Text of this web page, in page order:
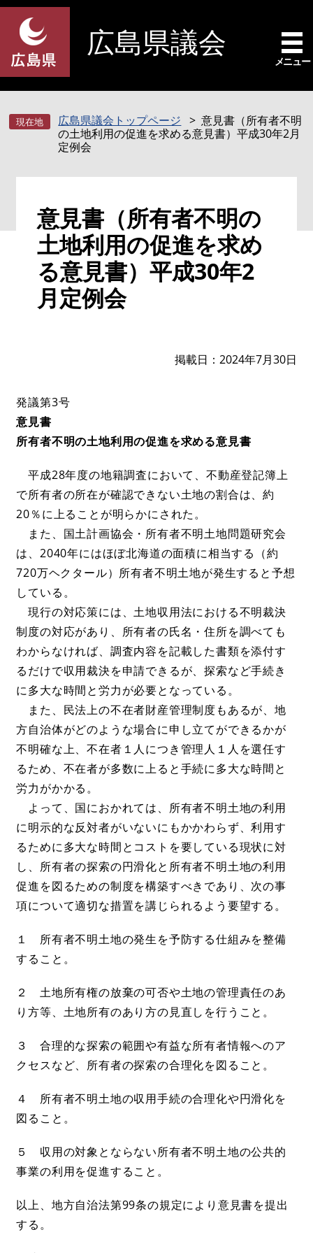
ペ
先
頭
す
メ
を
飛
し
広島県議会
メニュー
広島県議会トップページ
意見書（所有者不明
の土地利用の促進を求める意見書）平成30年2月
定例会
意見書（所有者不明の
土地利用の促進を求め
る意見書）平成30年2
月定例会
掲載日 2024年7月30日
発議第3号
意見書
所有者不明の土地利用の促進を求める意見書
平成28年度の地籍調査において、不動産登記簿上
で所有者の所在が確認できない土地の割合は、約
20％に上ることが明らかにされた。
また、国土計画協会・所有者不明土地問題研究会
は、2040年にはほぼ北海道の面積に相当する（約
720万ヘクタール）所有者不明土地が発生すると予想
している。
現行の対応策には、土地収用法における不明裁決
制度の対応があり、所有者の氏名・住所を調べても
わからなければ、調査内容を記載した書類を添付す
るだけで収用裁決を申請できるが、探索など手続き
に多大な時間と労力が必要となっている。
また、民法上の不在者財産管理制度もあるが、地
方自治体がどのような場合に申し立てができるかが
不明確な上、不在者１人につき管理人１人を選任す
るため、不在者が多数に上ると手続に多大な時間と
労力がかかる。
よって、国におかれては、所有者不明土地の利用
に明示的な反対者がいないにもかかわらず、利用す
るために多大な時間とコストを要している現状に対
し、所有者の探索の円滑化と所有者不明土地の利用
促進を図るための制度を構築すべきであり、次の事
項について適切な措置を講じられるよう要望する。
１ 所有者不明土地の発生を予防する仕組みを整備
すること。
２ 土地所有権の放棄の可否や土地の管理責任のあ
り方等、土地所有のあり方の見直しを行うこと。
３ 合理的な探索の範囲や有益な所有者情報へのア
クセスなど、所有者の探索の合理化を図ること。
４ 所有者不明土地の収用手続の合理化や円滑化を
図ること。
５ 収用の対象とならない所有者不明土地の公共的
事業の利用を促進すること。
以上、地方自治法第99条の規定により意見書を提出
する。